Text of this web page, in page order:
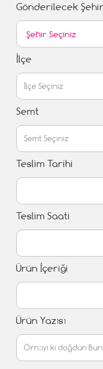
Gönderilecek Şehir
İlçe
Semt
Teslim Tarihi
Teslim Saati
Ürün İçeriği
Ürün Yazısı